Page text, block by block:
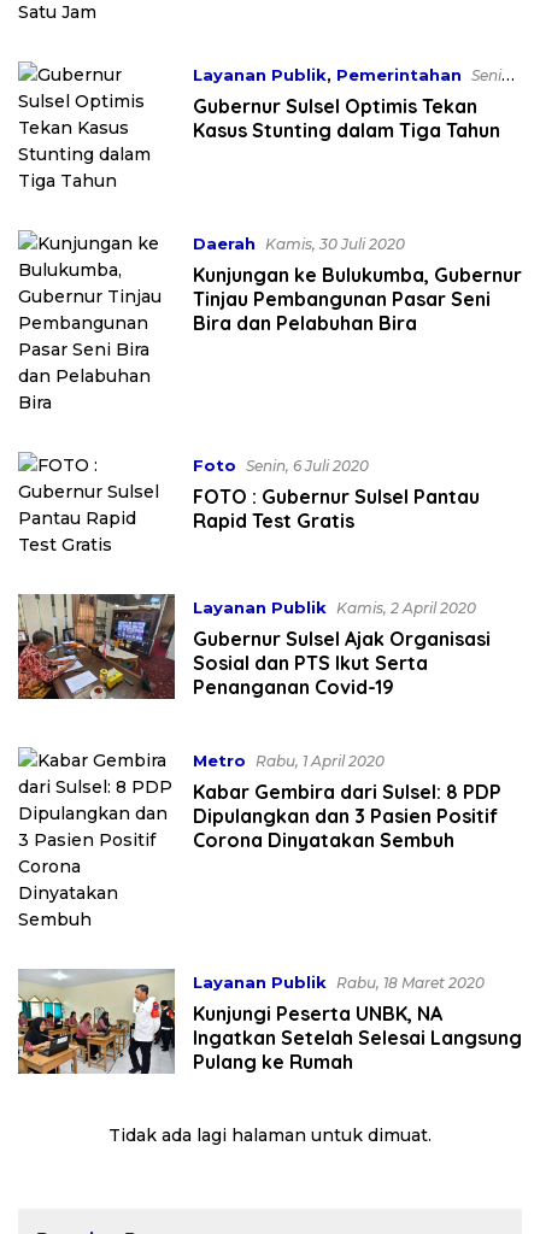
Layanan Publik, Pemerintahan Senin,
3 Agustus 2020
Gubernur Sulsel Optimis Tekan
Kasus Stunting dalam Tiga Tahun
Daerah Kamis, 30 Juli 2020
Kunjungan ke Bulukumba, Gubernur
Tinjau Pembangunan Pasar Seni
Bira dan Pelabuhan Bira
Foto Senin, 6 Juli 2020
FOTO : Gubernur Sulsel Pantau
Rapid Test Gratis
Layanan Publik Kamis, 2 April 2020
Gubernur Sulsel Ajak Organisasi
Sosial dan PTS Ikut Serta
Penanganan Covid-19
Metro Rabu, 1 April 2020
Kabar Gembira dari Sulsel: 8 PDP
Dipulangkan dan 3 Pasien Positif
Corona Dinyatakan Sembuh
Layanan Publik Rabu, 18 Maret 2020
Kunjungi Peserta UNBK, NA
Ingatkan Setelah Selesai Langsung
Pulang ke Rumah
Tidak ada lagi halaman untuk dimuat.